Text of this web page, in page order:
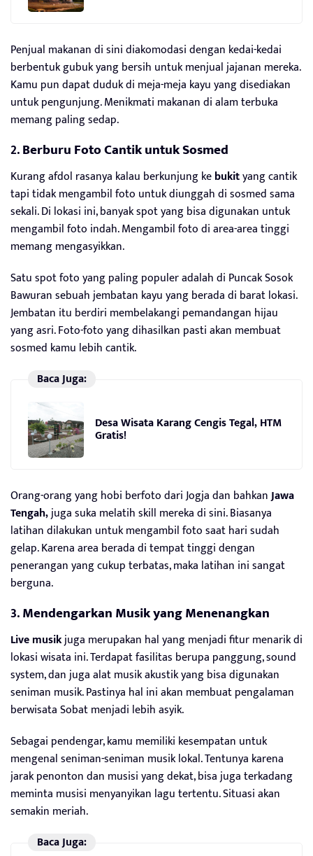
Penjual makanan di sini diakomodasi dengan kedai-kedai
berbentuk gubuk yang bersih untuk menjual jajanan mereka.
Kamu pun dapat duduk di meja-meja kayu yang disediakan
untuk pengunjung. Menikmati makanan di alam terbuka
memang paling sedap.
2.Berburu Foto Cantik untuk Sosmed
Kurang afdol rasanya kalau berkunjung kebukityang cantik
tapi tidak mengambil foto untuk diunggah di sosmed sama
sekali. Di lokasi ini, banyak spot yang bisa digunakan untuk
mengambil foto indah. Mengambil foto di area-area tinggi
memang mengasyikkan.
Satu spot foto yang paling populer adalah di Puncak Sosok
Bawuran sebuah jembatan kayu yang berada di barat lokasi.
Jembatan itu berdiri membelakangi pemandangan hijau
yang asri. Foto-foto yang dihasilkan pasti akan membuat
sosmed kamu lebih cantik.
Baca Juga:
Desa Wisata Karang Cengis Tegal, HTM
Gratis!
Orang-orang yang hobi berfoto dari Jogja dan bahkanJawa
Tengah,juga suka melatih skill mereka di sini. Biasanya
latihan dilakukan untuk mengambil foto saat hari sudah
gelap. Karena area berada di tempat tinggi dengan
penerangan yang cukup terbatas, maka latihan ini sangat
berguna.
3.Mendengarkan Musik yang Menenangkan
Live musikjuga merupakan hal yang menjadi fitur menarik di
lokasi wisata ini. Terdapat fasilitas berupa panggung, sound
system, dan juga alat musik akustik yang bisa digunakan
seniman musik. Pastinya hal ini akan membuat pengalaman
berwisata Sobat menjadi lebih asyik.
Sebagai pendengar, kamu memiliki kesempatan untuk
mengenal seniman-seniman musik lokal. Tentunya karena
jarak penonton dan musisi yang dekat, bisa juga terkadang
meminta musisi menyanyikan lagu tertentu. Situasi akan
semakin meriah.
Baca Juga: